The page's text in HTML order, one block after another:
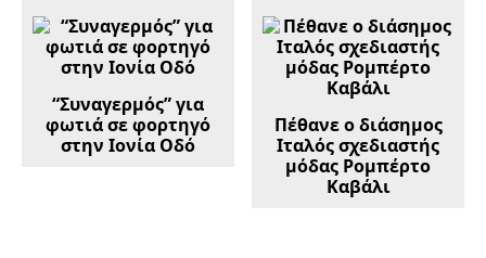
“Συναγερμός” για
φωτιά σε φορτηγό
στην Ιονία Οδό
Πέθανε ο διάσημος
Ιταλός σχεδιαστής
μόδας Ρομπέρτο
Καβάλι